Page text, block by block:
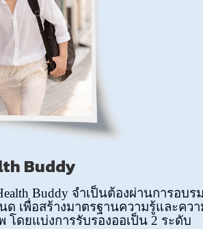
Buddy
Buddy จำเป็นต้องผ่านการอบร
เพื่อสร้างมาตรฐานความรู้และควา
ดยแบ่งการรับรองออเป็น 2 ระดับ